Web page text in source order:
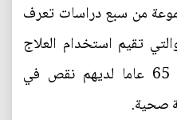
من سبع دراسات تعرف
تقيم استخدام العلاج
البديل لدى رجال فوق سن 65 عاما لديهم نقص في
صحية.